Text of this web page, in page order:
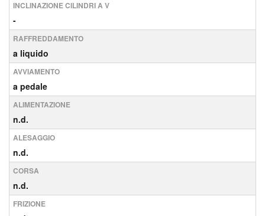
INCLINAZIONE CILINDRI A V
-
RAFFREDDAMENTO
a liquido
AVVIAMENTO
a pedale
ALIMENTAZIONE
n.d.
ALESAGGIO
n.d.
CORSA
n.d.
FRIZIONE